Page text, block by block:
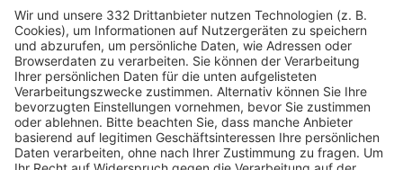
HÄUFIG BESUCHTE SEITEN
Pässe und Vereinswechsel
Trainerausbildung
Schulungsangebot Vereinsmitarbeiter
BFV-Geschäftsstellen
Trainerbörse